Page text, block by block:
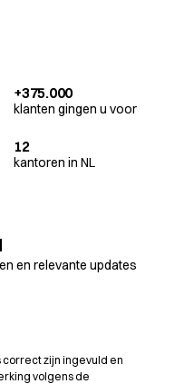
+375.000
klanten gingen u voor
12
kantoren in NL
en relevante updates
zijn ingevuld en
volgens de